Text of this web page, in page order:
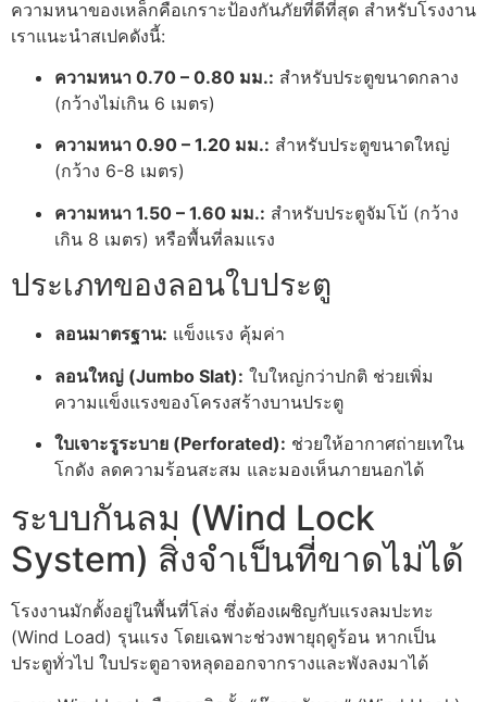
ความหนาของเหล็กคือเกราะป้องกันภัยที่ดีที่สุด สำหรับโรงงาน
เราแนะนำสเปคดังนี้:
ความหนา 0.70 – 0.80 มม.: สำหรับประตูขนาดกลาง
(กว้างไม่เกิน 6 เมตร)
ความหนา 0.90 – 1.20 มม.: สำหรับประตูขนาดใหญ่
(กว้าง 6-8 เมตร)
ความหนา 1.50 – 1.60 มม.: สำหรับประตูจัมโบ้ (กว้าง
เกิน 8 เมตร) หรือพื้นที่ลมแรง
ประเภทของลอนใบประตู
ลอนมาตรฐาน: แข็งแรง คุ้มค่า
ลอนใหญ่ (Jumbo Slat): ใบใหญ่กว่าปกติ ช่วยเพิ่ม
ความแข็งแรงของโครงสร้างบานประตู
ใบเจาะรูระบาย (Perforated): ช่วยให้อากาศถ่ายเทใน
โกดัง ลดความร้อนสะสม และมองเห็นภายนอกได้
ระบบกันลม (Wind Lock
System) สิ่งจำเป็นที่ขาดไม่ได้
โรงงานมักตั้งอยู่ในพื้นที่โล่ง ซึ่งต้องเผชิญกับแรงลมปะทะ
(Wind Load) รุนแรง โดยเฉพาะช่วงพายุฤดูร้อน หากเป็น
ประตูทั่วไป ใบประตูอาจหลุดออกจากรางและพังลงมาได้